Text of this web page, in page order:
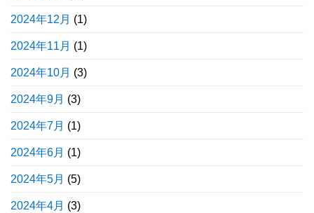
2024年12月 (1)
2024年11月 (1)
2024年10月 (3)
2024年9月 (3)
2024年7月 (1)
2024年6月 (1)
2024年5月 (5)
2024年4月 (3)